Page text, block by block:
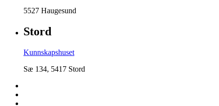
5527 Haugesund
Stord
Kunnskapshuset
Sæ 134, 5417 Stord